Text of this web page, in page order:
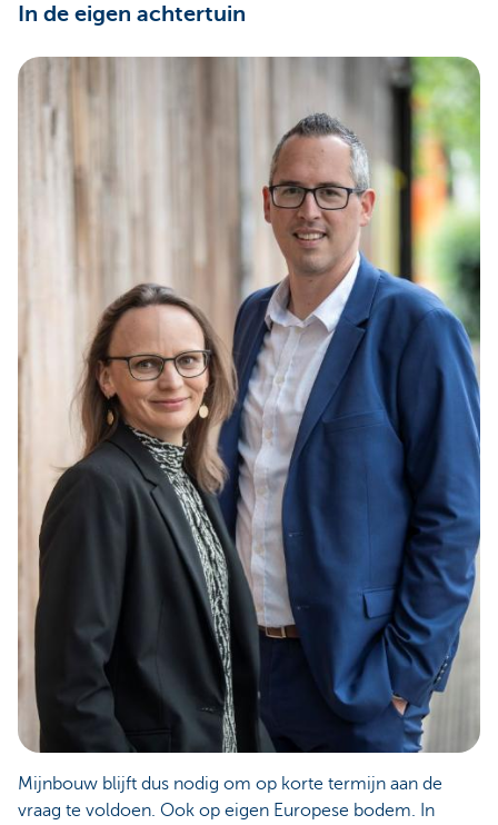
In de eigen achtertuin
Mijnbouw blijft dus nodig om op korte termijn aan de
vraag te voldoen. Ook op eigen Europese bodem. In